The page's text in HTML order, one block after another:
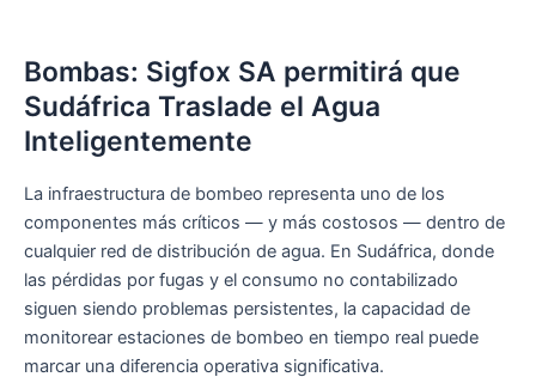
Bombas: Sigfox SA permitirá que
Sudáfrica Traslade el Agua
Inteligentemente
La infraestructura de bombeo representa uno de los
componentes más críticos — y más costosos — dentro de
cualquier red de distribución de agua. En Sudáfrica, donde
las pérdidas por fugas y el consumo no contabilizado
siguen siendo problemas persistentes, la capacidad de
monitorear estaciones de bombeo en tiempo real puede
marcar una diferencia operativa significativa.